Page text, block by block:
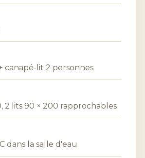
canapé-lit 2 personnes
2 lits 90 × 200 rapprochables
dans la salle d'eau